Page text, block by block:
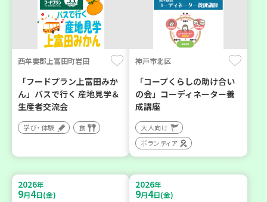
西牟婁郡上富田町岩田
「フードプラン上富田みか
ん」バスで行く 産地見学＆
生産者交流会
学び・体験 食
神戸市北区
「コープくらしの助け合い
の会」コーディネーター養
成講座
大人向け
ボランティア
2026年
9月4日(金)
2026年
9月4日(金)